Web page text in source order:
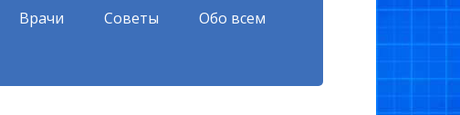
Врачи Советы Обо всем